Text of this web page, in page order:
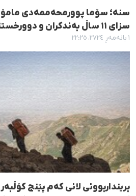
سنە؛ سۆما پوورمحەممەدی
سزای ١١ ساڵ بەندکران و دوورخستنەوەی بەسەردا سەپا
١ بانەمەڕ ٢٧٢٤، ٢٢:٢٥
برینداربوونی لانی کەم پێنج